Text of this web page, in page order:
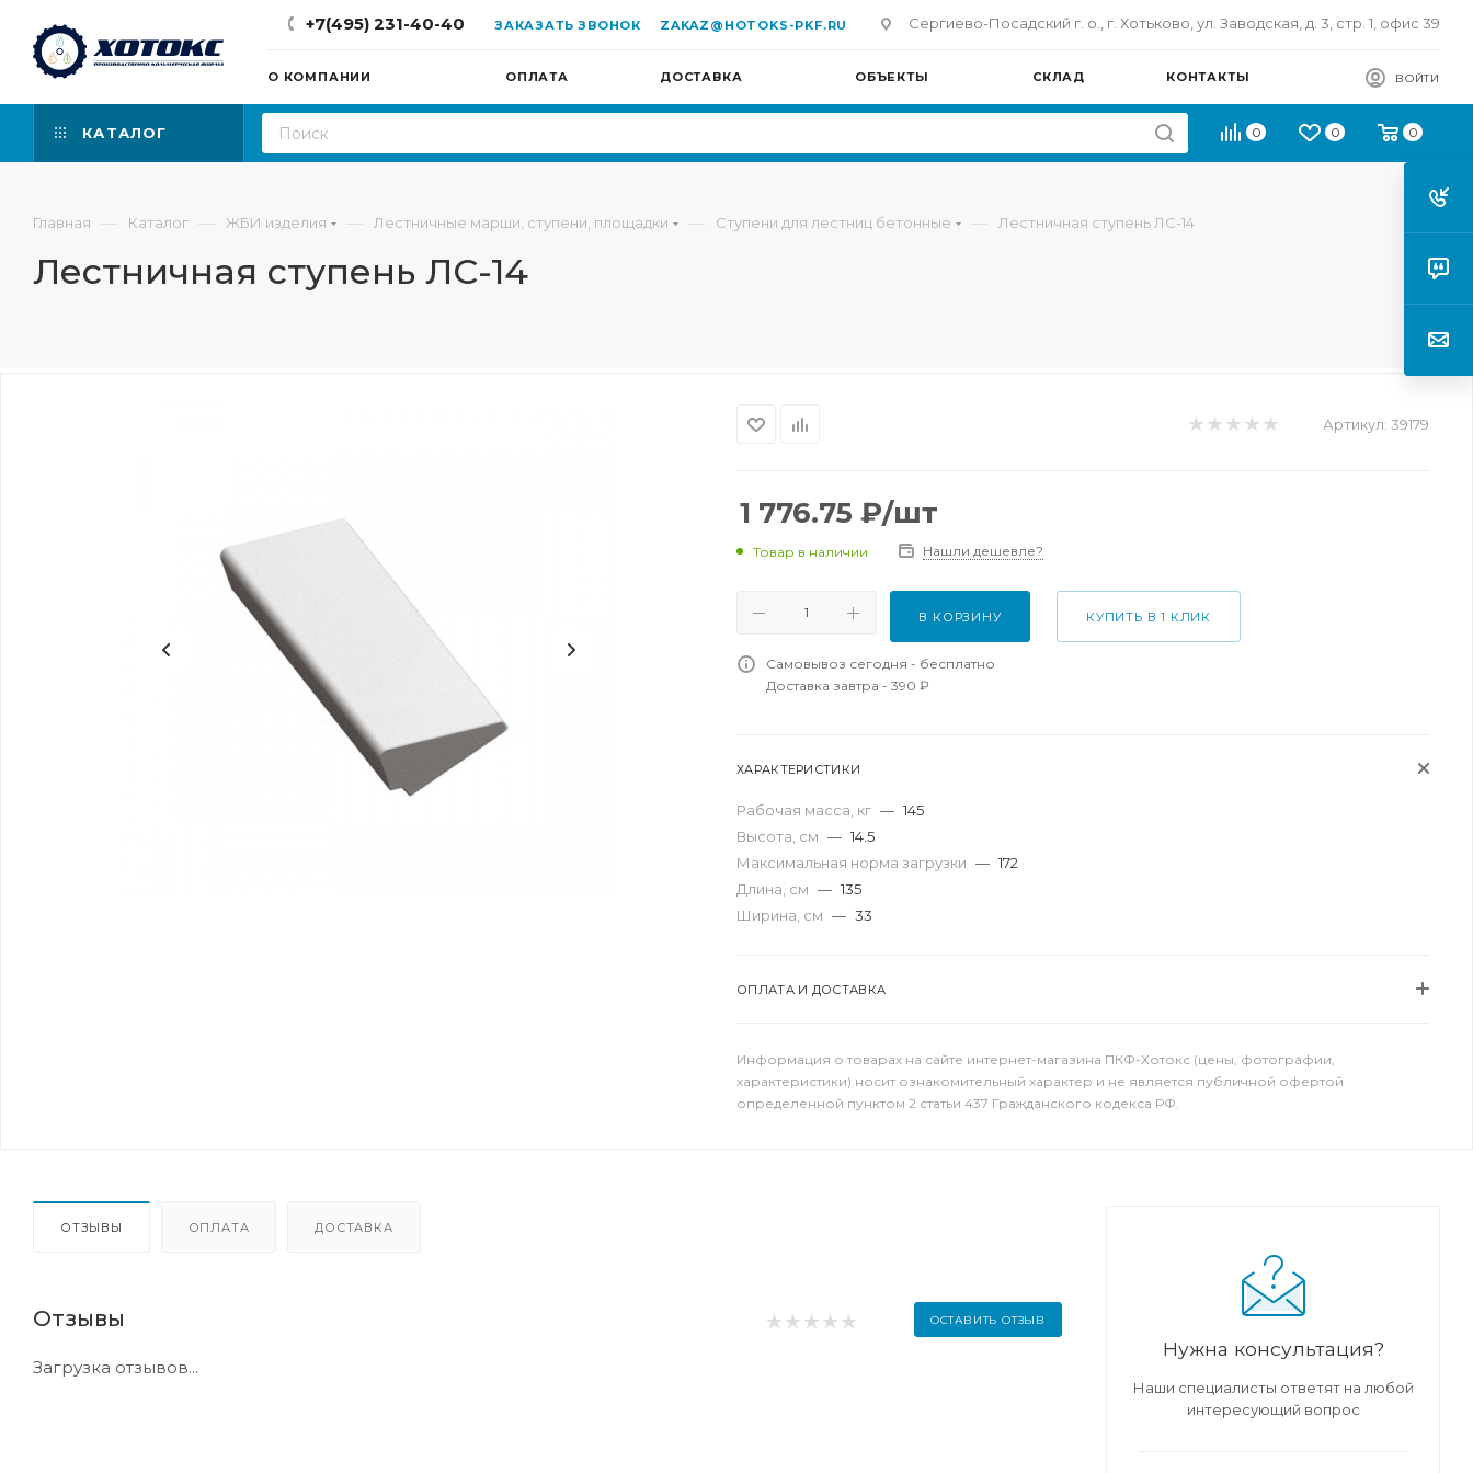
+7(495) 231-40-40 ЗАКАЗАТЬ ЗВОНОК ZAKAZ@HOTOKS-PKF.RU Сергиево-Посадский г. о., г. Хотьково, ул. Заводская, д. 3, стр. 1, офис 39
О КОМПАНИИ ОПЛАТА ДОСТАВКА ОБЪЕКТЫ СКЛАД КОНТАКТЫ ВОЙТИ
КАТАЛОГ 0 0 0
Главная — Каталог — ЖБИ изделия — Лестничные марши, ступени, площадки — Ступени для лестниц бетонные — Лестничная ступень ЛС-14
Лестничная ступень ЛС-14
Артикул: 39179
1 776.75 ₽/шт
Товар в наличии Нашли дешевле?
В КОРЗИНУ КУПИТЬ В 1 КЛИК
Самовывоз сегодня - бесплатно
Доставка завтра - 390 ₽
ХАРАКТЕРИСТИКИ
Рабочая масса, кг — 145
Высота, см — 14.5
Максимальная норма загрузки — 172
Длина, см — 135
Ширина, см — 33
ОПЛАТА И ДОСТАВКА
Информация о товарах на сайте интернет-магазина ПКФ-Хотокс (цены, фотографии,
характеристики) носит ознакомительный характер и не является публичной офертой
определенной пунктом 2 статьи 437 Гражданского кодекса РФ.
ОТЗЫВЫ ОПЛАТА ДОСТАВКА
Отзывы ОСТАВИТЬ ОТЗЫВ
Загрузка отзывов...
Нужна консультация?
Наши специалисты ответят на любой
интересующий вопрос